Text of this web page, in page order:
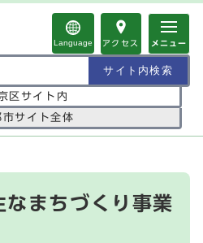
Language アクセス メニュー
区サイト内
市サイト全体
まちづくり事業